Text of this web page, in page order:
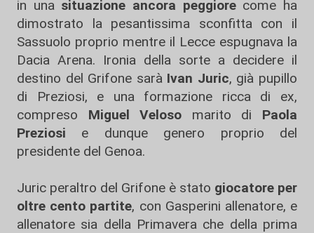
in unasituazione ancora peggiorecome ha
dimostrato la pesantissima sconfitta con il
Sassuolo proprio mentre il Lecce espugnava la
Dacia Arena. Ironia della sorte a decidere il
destino del Grifone saràIvan Juric, già pupillo
di Preziosi, e una formazione ricca di ex,
compreso Miguel Veloso marito di Paola
Preziosi e dunque genero proprio del
presidente del Genoa.
Juric peraltro del Grifone è stato giocatore per
oltre cento partite, con Gasperini allenatore, e
allenatore sia della Primavera che della prima